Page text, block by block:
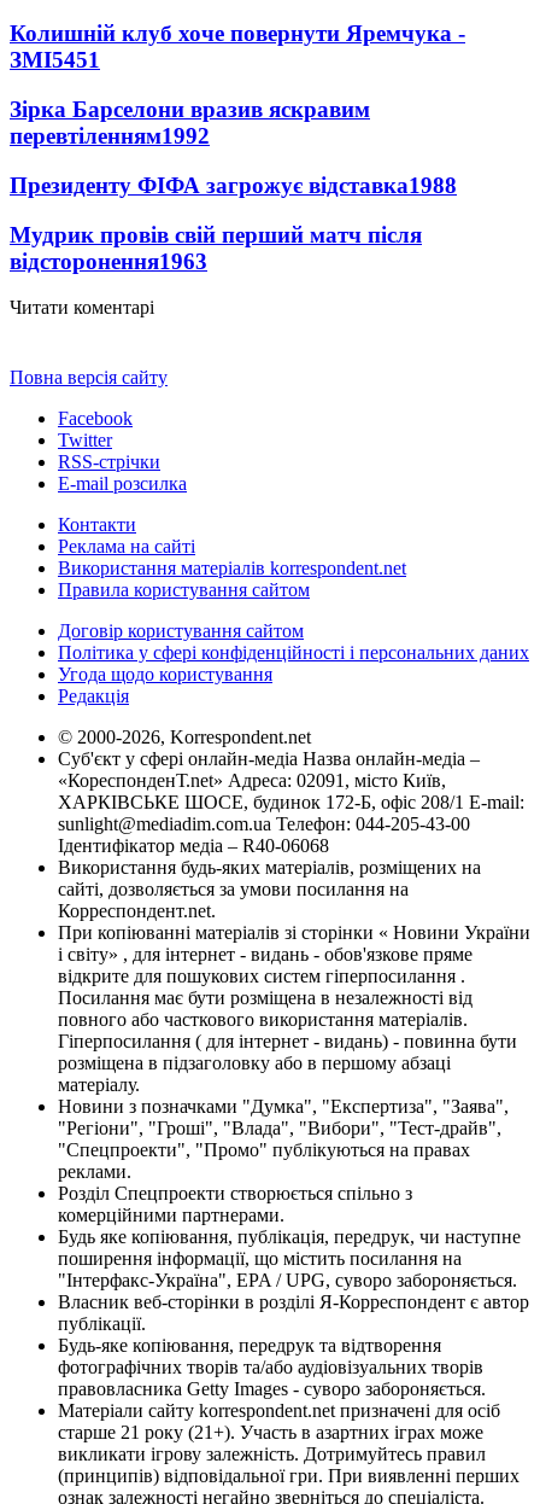
Колишній клуб хоче повернути Яремчука -
ЗМІ5451
Зірка Барселони вразив яскравим
перевтіленням1992
Президенту ФІФА загрожує відставка1988
Мудрик провів свій перший матч після
відсторонення1963
Читати коментарі
Повна версія сайту
Facebook
Twitter
RSS-стрічки
E-mail розсилка
Контакти
Реклама на сайті
Використання матеріалів korrespondent.net
Правила користування сайтом
Договір користування сайтом
Політика у сфері конфіденційності і персональних даних
Угода щодо користування
Редакція
© 2000-2026, Korrespondent.net
Суб'єкт у сфері онлайн-медіа Назва онлайн-медіа –
«КореспонденТ.net» Адреса: 02091, місто Київ,
ХАРКІВСЬКЕ ШОСЕ, будинок 172-Б, офіс 208/1 E-mail:
sunlight@mediadim.com.ua Телефон: 044-205-43-00
Ідентифікатор медіа – R40-06068
Використання будь-яких матеріалів, розміщених на
сайті, дозволяється за умови посилання на
Корреспондент.net.
При копіюванні матеріалів зі сторінки « Новини України
і світу» , для інтернет - видань - обов'язкове пряме
відкрите для пошукових систем гіперпосилання .
Посилання має бути розміщена в незалежності від
повного або часткового використання матеріалів.
Гіперпосилання ( для інтернет - видань) - повинна бути
розміщена в підзаголовку або в першому абзаці
матеріалу.
Новини з позначками "Думка", "Експертиза", "Заява",
"Регіони", "Гроші", "Влада", "Вибори", "Тест-драйв",
"Спецпроекти", "Промо" публікуються на правах
реклами.
Розділ Спецпроекти створюється спільно з
комерційними партнерами.
Будь яке копіювання, публікація, передрук, чи наступне
поширення інформації, що містить посилання на
"Інтерфакс-Україна", EPA / UPG, суворо забороняється.
Власник веб-сторінки в розділі Я-Корреспондент є автор
публікації.
Будь-яке копіювання, передрук та відтворення
фотографічних творів та/або аудіовізуальних творів
правовласника Getty Images - суворо забороняється.
Матеріали сайту korrespondent.net призначені для осіб
старше 21 року (21+). Участь в азартних іграх може
викликати ігрову залежність. Дотримуйтесь правил
(принципів) відповідальної гри. При виявленні перших
ознак залежності негайно зверніться до спеціаліста.